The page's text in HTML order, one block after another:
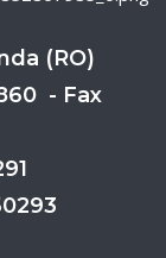
(RO)
- Fax